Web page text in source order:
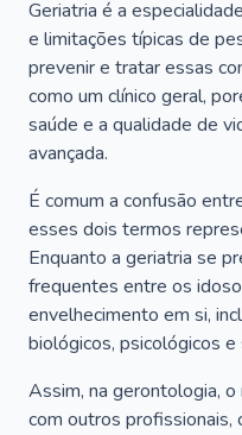
Geriatria é a
e limitações típicas de
prevenir e tratar essas
como um clínico geral,
saúde e a qualidade de
avançada.
É comum a confusão
esses dois termos
Enquanto a geriatria se
frequentes entre os
envelhecimento em si,
biológicos, psicológicos e
Assim, na gerontologia,
com outros profissionais,